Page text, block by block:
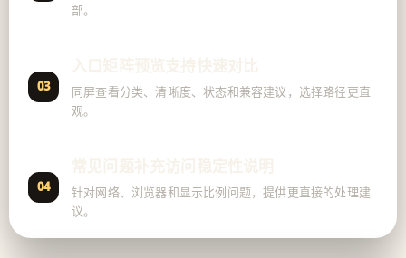
部。
03
同屏查看分类、清晰度、状态和兼容建议，选择路径更直
观。
04
针对网络、浏览器和显示比例问题，提供更直接的处理建
议。